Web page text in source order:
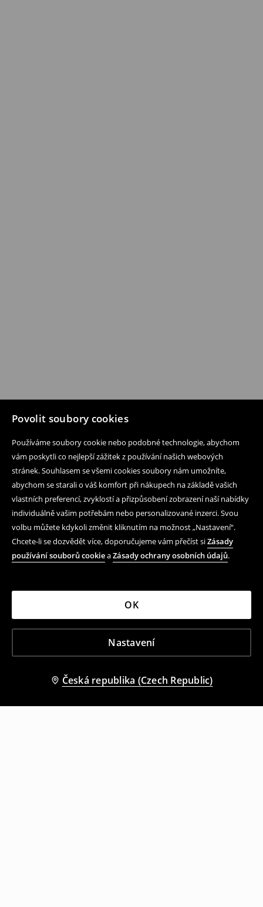
Povolit soubory cookies
Používáme soubory cookie nebo podobné technologie, abychom
vám poskytli co nejlepší zážitek z používání našich webových
stránek. Souhlasem se všemi cookies soubory nám umožníte,
abychom se starali o váš komfort při nákupech na základě vašich
vlastních preferencí, zvyklostí a přizpůsobení zobrazení naší nabídky
individuálně vašim potřebám nebo personalizované inzerci. Svou
volbu můžete kdykoli změnit kliknutím na možnost „Nastavení“.
Chcete-li se dozvědět více, doporučujeme vám přečíst siZásady
používání souborů cookieaZásady ochrany osobních údajů.
Nastavení
OK
Česká republika (Czech Republic)